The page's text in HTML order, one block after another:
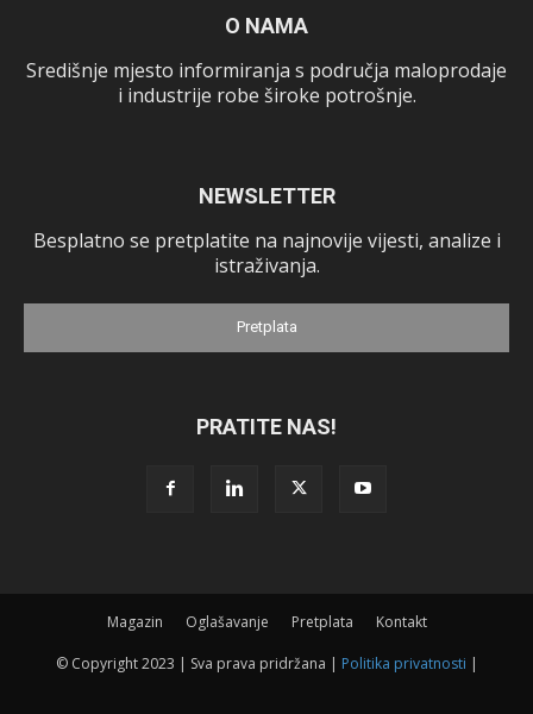
O NAMA
Središnje mjesto informiranja s područja maloprodaje
i industrije robe široke potrošnje.
NEWSLETTER
Besplatno se pretplatite na najnovije vijesti, analize i
istraživanja.
Pretplata
PRATITE NAS!
Magazin Oglašavanje Pretplata Kontakt
© Copyright 2023 | Sva prava pridržana | Politika privatnosti |